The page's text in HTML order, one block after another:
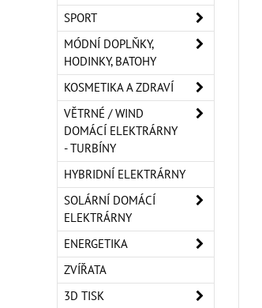
SPORT
MÓDNÍ DOPLŇKY,
HODINKY, BATOHY
KOSMETIKA A ZDRAVÍ
VĚTRNÉ / WIND
DOMÁCÍ ELEKTRÁRNY
- TURBÍNY
HYBRIDNÍ ELEKTRÁRNY
SOLÁRNÍ DOMÁCÍ
ELEKTRÁRNY
ENERGETIKA
ZVÍŘATA
3D TISK